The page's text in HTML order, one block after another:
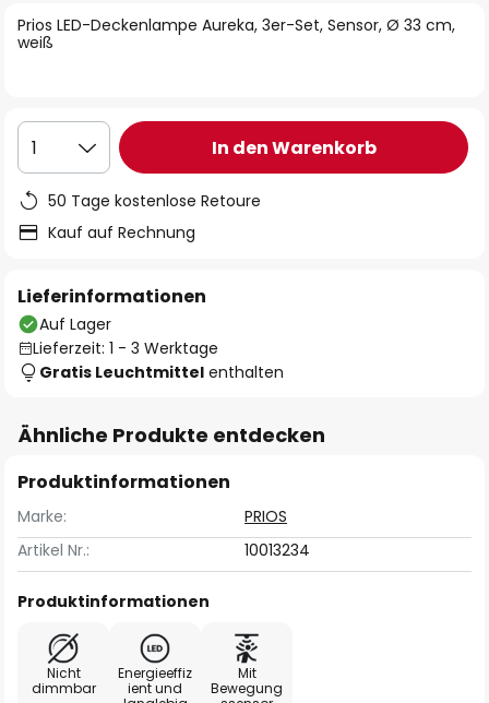
Prios LED-Deckenlampe Aureka, 3er-Set, Sensor, Ø 33 cm,
weiß
1 In den Warenkorb
50 Tage kostenlose Retoure
Kauf auf Rechnung
Lieferinformationen
Auf Lager
Lieferzeit: 1 - 3 Werktage
Gratis Leuchtmittel enthalten
Ähnliche Produkte entdecken
Produktinformationen
Marke:
PRIOS
Artikel Nr.:
10013234
Produktinformationen
Nicht
dimmbar
Energieeffiz
ient und
Mit
Bewegung